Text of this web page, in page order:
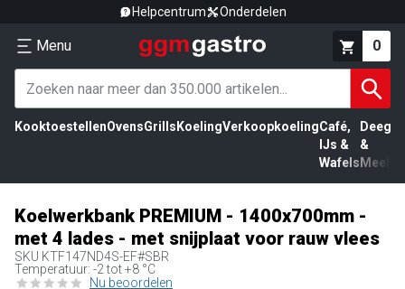
Helpcentrum Onderdelen
Menu 0
KooktoestellenOvensGrills KoelingVerkoopkoelingCafé,
IJs &
Wafels
Deeg
&
Meel
Koelwerkbank PREMIUM - 1400x700mm -
met 4 lades - met snijplaat voor rauw vlees
SKU KTF147ND4S-EF#SBR
Temperatuur: -2 tot +8 °C
Nu beoordelen